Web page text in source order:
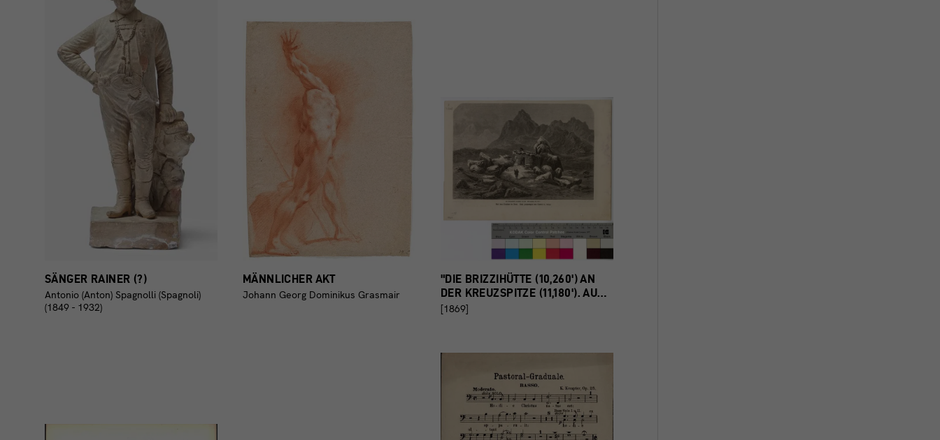
SÄNGER RAINER (?)
Antonio (Anton) Spagnolli (Spagnoli)
(1849 - 1932)
MÄNNLICHER AKT
Johann Georg Dominikus Grasmair
"DIE BRIZZIHÜTTE (10,260') AN
DER KREUZSPITZE (11,180'). AU…
[1869]